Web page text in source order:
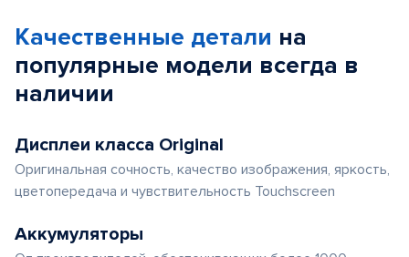
Качественные детали на
популярные модели всегда в
наличии
Дисплеи класса Original
Оригинальная сочность, качество изображения, яркость,
цветопередача и чувствительность Touchscreen
Аккумуляторы